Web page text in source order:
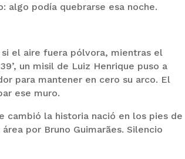
algo podía quebrarse esa noche.
el aire fuera pólvora, mientras el
un misil de Luiz Henrique puso a
para mantener en cero su arco. El
ese muro.
cambió la historia nació en los pies de
por Bruno Guimarães. Silencio